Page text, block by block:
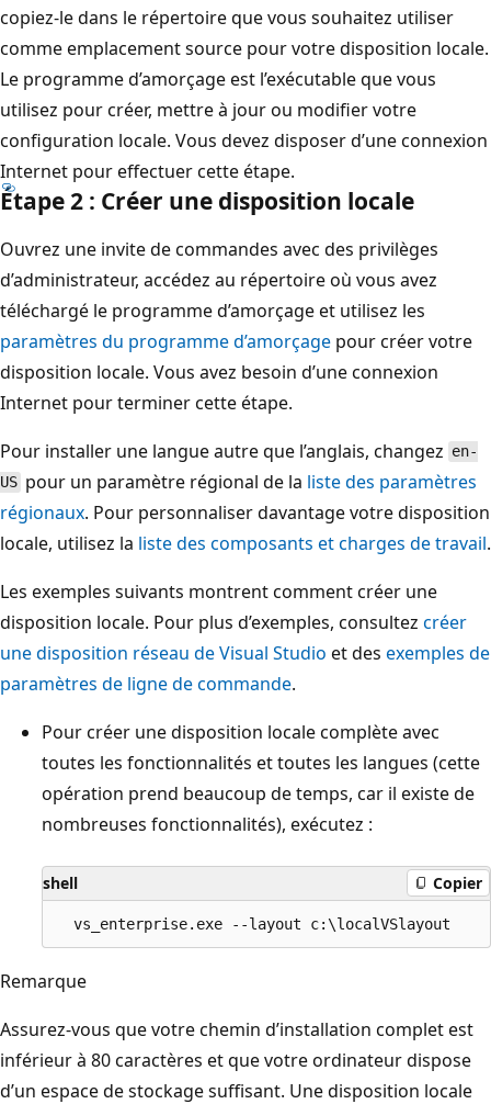
copiez-le dans le répertoire que vous souhaitez utiliser
comme emplacement source pour votre disposition locale.
Le programme d’amorçage est l’exécutable que vous
utilisez pour créer, mettre à jour ou modifier votre
configuration locale. Vous devez disposer d’une connexion
Internet pour effectuer cette étape.
Étape 2 : Créer une disposition locale
Ouvrez une invite de commandes avec des privilèges
d’administrateur, accédez au répertoire où vous avez
téléchargé le programme d’amorçage et utilisez les
paramètres du programme d’amorçage pour créer votre
disposition locale. Vous avez besoin d’une connexion
Internet pour terminer cette étape.
Pour installer une langue autre que l’anglais, changez en-
USpour un paramètre régional de la liste des paramètres
régionaux. Pour personnaliser davantage votre disposition
locale, utilisez la liste des composants et charges de travail.
Les exemples suivants montrent comment créer une
disposition locale. Pour plus d’exemples, consultez créer
une disposition réseau de Visual Studio et des exemples de
paramètres de ligne de commande.
Pour créer une disposition locale complète avec
toutes les fonctionnalités et toutes les langues (cette
opération prend beaucoup de temps, car il existe de
nombreuses fonctionnalités), exécutez :
shell Copier
Remarque
Assurez-vous que votre chemin d’installation complet est
inférieur à 80 caractères et que votre ordinateur dispose
d’un espace de stockage suffisant. Une disposition locale